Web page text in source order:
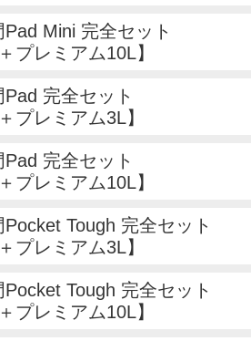
Mini 完全セット
プレミアム10L】
完全セット
プレミアム3L】
完全セット
プレミアム10L】
Tough 完全セット
プレミアム3L】
Tough 完全セット
プレミアム10L】